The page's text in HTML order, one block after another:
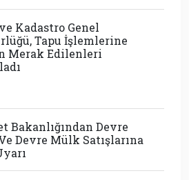
Kadastro Genel
Tapu İşlemlerine
Merak Edilenleri
Bakanlığından Devre
Devre Mülk Satışlarına